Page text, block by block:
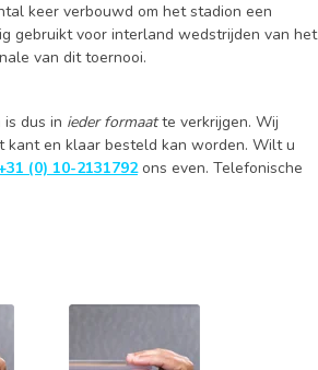
keer verbouwd om het stadion een
gebruikt voor interland wedstrijden van het
van dit toernooi.
dus in ieder formaatte verkrijgen. Wij
kant en klaar besteld kan worden. Wilt u
(0) 10-2131792ons even. Telefonische